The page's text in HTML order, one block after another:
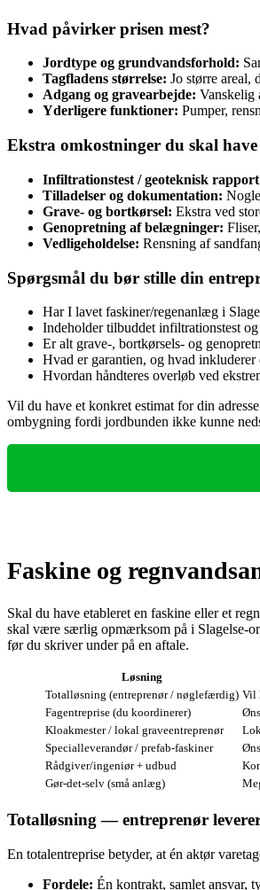
Hvad påvirker prisen mest?
Jordtype og grundvandsforhold:
Tagfladens størrelse: Jo større areal,
Adgang og gravearbejde: Vanskelig
Yderligere funktioner: Pumper,
Ekstra omkostninger du skal
Infiltrationstest / geoteknisk
Tilladelser og dokumentation:
Grave- og bortkørsel: Ekstra ved
Genopretning af belægninger:
Vedligeholdelse: Rensning af
Spørgsmål du bør stille din
Har I lavet faskiner/regenanlæg i
Indeholder tilbuddet infiltrationstest
Er alt grave-, bortkørsels- og
Hvad er garantien, og hvad
Hvordan håndteres overløb ved
Vil du have et konkret estimat for din
ombygning fordi jordbunden ikke kunne
Faskine og
Skal du have etableret en faskine eller et
skal være særlig opmærksom på i
før du skriver under på en aftale.
Løsning
Totalløsning (entreprenør / nøglefærdig) Vil
Fagentreprise (du koordinerer)
Kloakmester / lokal graveentreprenør
Specialleverandør / prefab‑faskiner
Rådgiver/ingeniør + udbud
Gør‑det‑selv (små anlæg)
Totalløsning — entreprenør
En totalentreprise betyder, at én aktør
Fordele: Én kontrakt, samlet ansvar,